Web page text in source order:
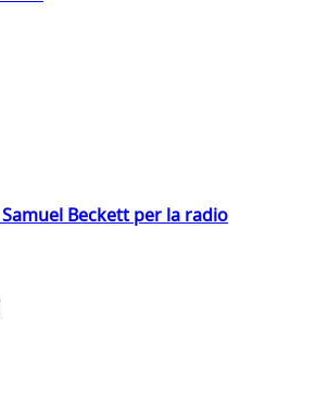
Beckett per la radio